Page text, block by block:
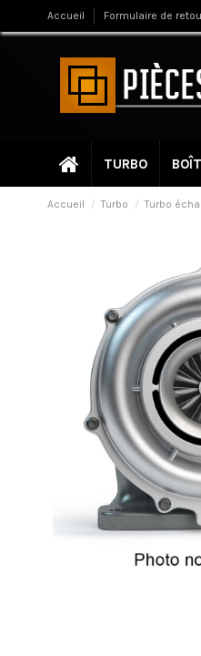
Accueil Formulaire de
TURBO
Accueil Turbo Turbo